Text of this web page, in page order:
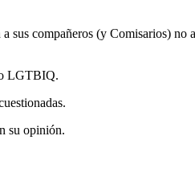
sus compañeros (y Comisarios) no
LGTBIQ.
su opinión.